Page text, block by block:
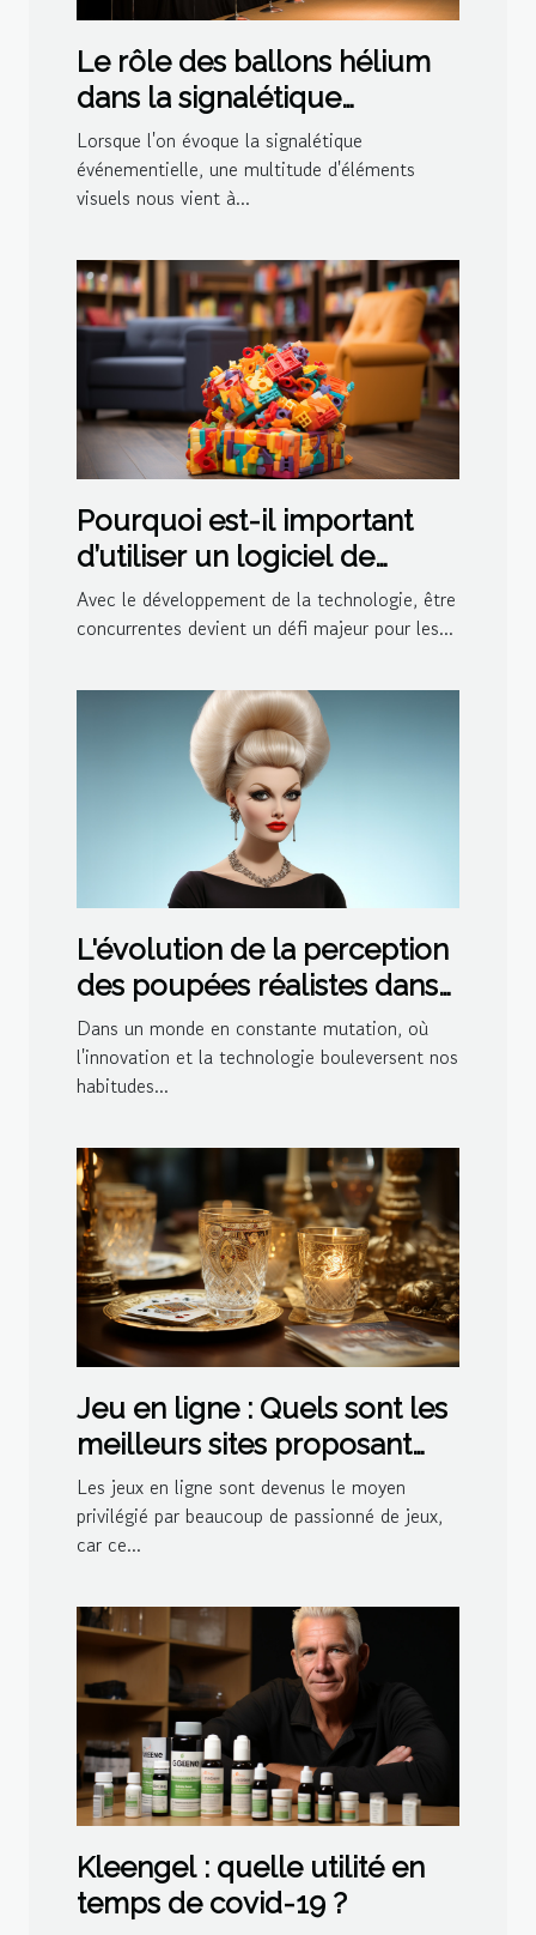
Le rôle des ballons hélium
dans la signalétique
événementielle
Lorsque l'on évoque la signalétique
événementielle, une multitude d'éléments
visuels nous vient à...
Pourquoi est-il important
d’utiliser un logiciel de
ludothèque et de
médiathèque pour votre
Avec le développement de la technologie, être
concurrentes devient un défi majeur pour les...
L'évolution de la perception
des poupées réalistes dans
la société moderne
Dans un monde en constante mutation, où
l'innovation et la technologie bouleversent nos
habitudes...
Jeu en ligne : Quels sont les
meilleurs sites proposant
des jeux de belote ?
Les jeux en ligne sont devenus le moyen
privilégié par beaucoup de passionné de jeux,
car ce...
Kleengel : quelle utilité en
temps de covid-19 ?